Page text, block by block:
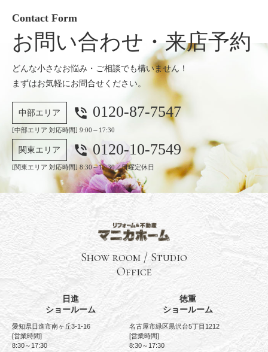
Contact Form
お問い合わせ・来店予約
どんな小さなお悩み・ご相談でも構いません！
まずはお気軽にお問合せください。
中部エリア phone_in_talk 0120-87-7547
[中部エリア 対応時間] 9:00～17:30
関東エリア phone_in_talk 0120-10-7549
[関東エリア 対応時間] 8:30～17:30／日曜定休日
Show room / Studio
Office
日進
ショールーム
愛知県日進市南ヶ丘3-1-16
[営業時間]
8:30～17:30
徳重
ショールーム
名古屋市緑区黒沢台5丁目1212
[営業時間]
8:30～17:30